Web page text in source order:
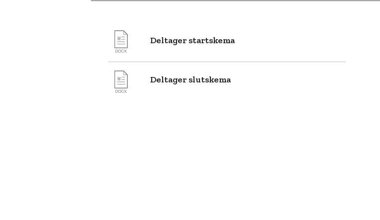
Deltager startskema
Deltager slutskema